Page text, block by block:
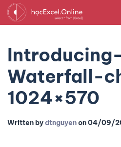
Waterfall-
1024×570
Written bydtnguyenon04/09/